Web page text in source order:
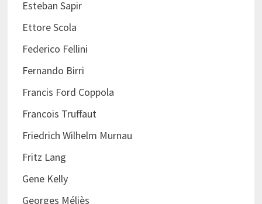
Esteban Sapir
Ettore Scola
Federico Fellini
Fernando Birri
Francis Ford Coppola
Francois Truffaut
Friedrich Wilhelm Murnau
Fritz Lang
Gene Kelly
Georges Méliès